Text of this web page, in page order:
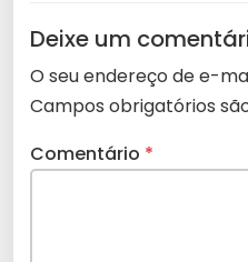
Deixe um
O seu endereço de e-
Campos obrigatórios
Comentário *